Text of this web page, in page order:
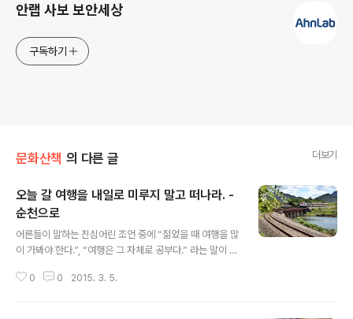
안랩 사보 보안세상
구독하기
문화산책 의 다른 글 더보기
오늘 갈 여행을 내일로 미루지 말고 떠나라. -
순천으로
어른들이 말하는 진심어린 조언 중에 “젊었을 때 여행을 많
이 가봐야 한다.”, “여행은 그 자체로 공부다.” 라는 말이 있
서 치열하게 싸우고 지쳐있던 나와 잠시 이별하게 된다. 그
0 0 2015. 3. 5.